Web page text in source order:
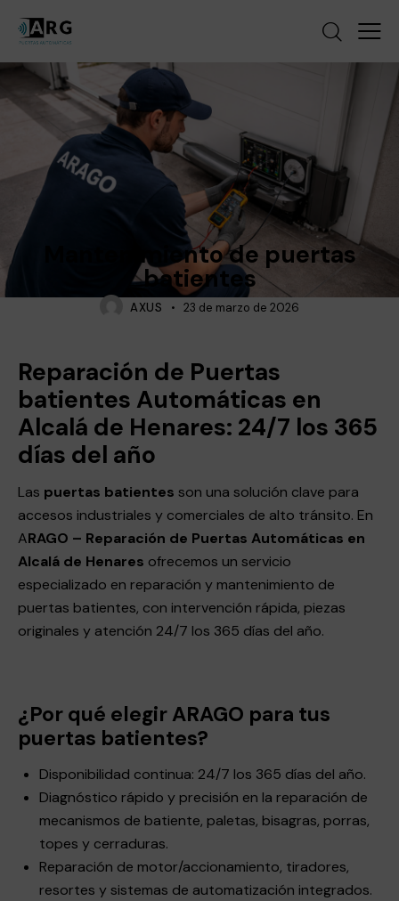
NOTICIAS
Mantenimiento de puertas
batientes
AXUS 23 de marzo de 2026
Reparación de Puertas
batientes Automáticas en
Alcalá de Henares: 24/7 los 365
días del año
Las puertas batientes son una solución clave para
accesos industriales y comerciales de alto tránsito. En
ARAGO – Reparación de Puertas Automáticas en
Alcalá de Henares ofrecemos un servicio
especializado en reparación y mantenimiento de
puertas batientes, con intervención rápida, piezas
originales y atención 24/7 los 365 días del año.
¿Por qué elegir ARAGO para tus
puertas batientes?
Disponibilidad continua: 24/7 los 365 días del año.
Diagnóstico rápido y precisión en la reparación de
mecanismos de batiente, paletas, bisagras, porras,
topes y cerraduras.
Reparación de motor/accionamiento, tiradores,
resortes y sistemas de automatización integrados.